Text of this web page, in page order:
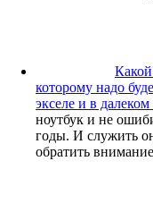
Какой
которому надо
экселе и в
ноутбук и не
годы. И служить
обратить